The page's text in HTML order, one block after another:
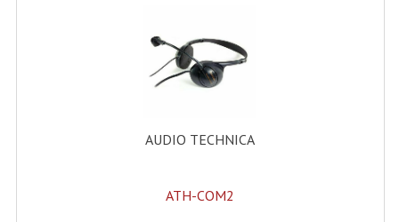
Digital Package Et Logiciel
Platines Dvd Pour Dj
AUDIO TECHNICA
ATH-COM2